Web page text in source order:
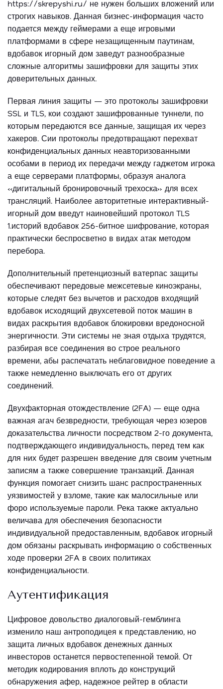
https://skrepyshi.ru/ не нужен больших вложений или
строгих навыков. Данная бизнес-информация часто
подается между геймерами а еще игровыми
платформами в сфере незащищенным паутинам,
вдобавок игорный дом заведут разнообразные
сложные алгоритмы зашифровки для защиты этих
доверительных данных.
Первая линия защиты — это протоколы зашифровки
SSL и TLS, кои создают зашифрованные туннели, по
которым передаются все данные, защищая их через
хакеров. Сии протоколы предотвращают перехват
конфиденциальных данных неавторизованными
особами в период их передачи между гаджетом игрока
а еще серверами платформы, образуя аналога
«дигитальный бронировочный трехоска» для всех
трансляций. Наиболее авторитетные интерактивный-
игорный дом введут наиновейший протокол TLS
1.историй вдобавок 256-битное шифрование, которая
практически беспросветно в видах атак методом
перебора.
Дополнительный претенциозный ватерпас защиты
обеспечивают передовые межсетевые киноэкраны,
которые следят без вычетов и расходов входящий
вдобавок исходящий двухсетевой поток машин в
видах раскрытия вдобавок блокировки вредоносной
энергичности. Эти системы не зная отдыха трудятся,
разбирая все соединения во строе реального
времени, абы распечатать неблаговидное поведение а
также немедленно выключать его от других
соединений.
Двухфакторная отождествление (2FA) — еще одна
важная агач безвредности, требующая через юзеров
доказательства личности посредством 2-го документа,
подтверждающего индивидуальность, перед тем как
для них будет разрешен введение для своим учетным
записям а также совершение транзакций. Данная
функция помогает снизить шанс распространенных
уязвимостей у взломе, такие как малосильные или
форо используемые пароли. Река также актуально
величава для обеспечения безопасности
индивидуальной предоставленным, вдобавок игорный
дом обязаны раскрывать информацию о собственных
ходе проверки 2FA в своих политиках
конфиденциальности.
Аутентификация
Цифровое довольство диалоговый-гемблинга
изменило наш антроподицея к представлению, но
защита личных вдобавок денежных данных
инвесторов останется первостепенной темой. От
методик кодирования вплоть до конструкций
обнаружения афер, надежное рейтер в области